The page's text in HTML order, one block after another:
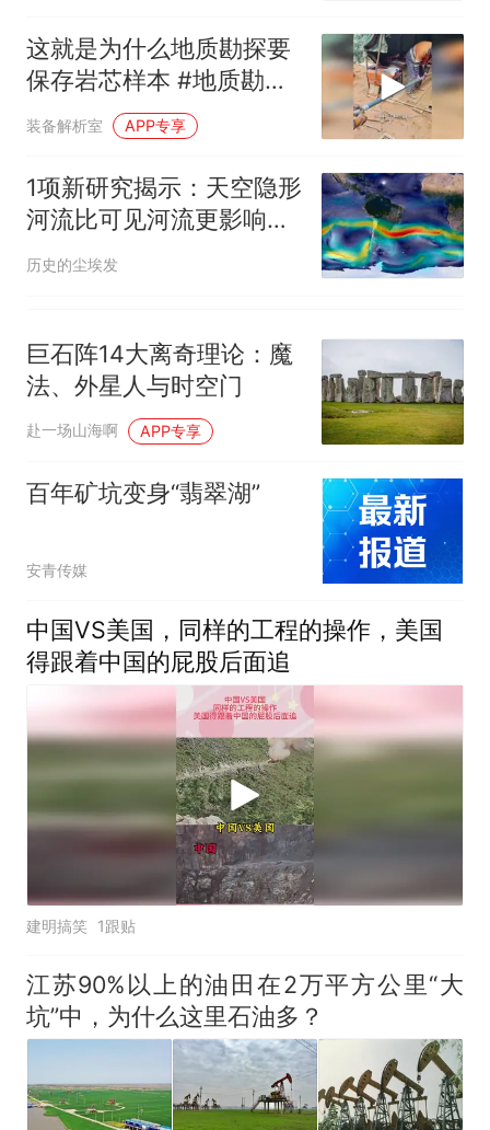
热
那个在床头放菜刀的女孩，
因老师一句“跟我回家”改写了
人生
这就是为什么地质勘探要
保存岩芯样本 #地质勘探
#科普 #涨知识
装备解析室 APP专享
1项新研究揭示：天空隐形
河流比可见河流更影响南
美
历史的尘埃发
巨石阵14大离奇理论：魔
法、外星人与时空门
赴一场山海啊 APP专享
百年矿坑变身“翡翠湖”
安青传媒
中国VS美国，同样的工程的操作，美国
得跟着中国的屁股后面追
建明搞笑 1跟贴
江苏90%以上的油田在2万平方公里“大
坑”中，为什么这里石油多？